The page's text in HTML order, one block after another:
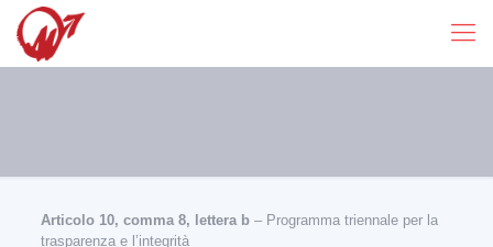
Articolo 10, comma 8, lettera b– Programma triennale per la
trasparenza e l’integrità